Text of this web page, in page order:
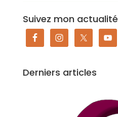
Suivez mon actualité
Derniers articles